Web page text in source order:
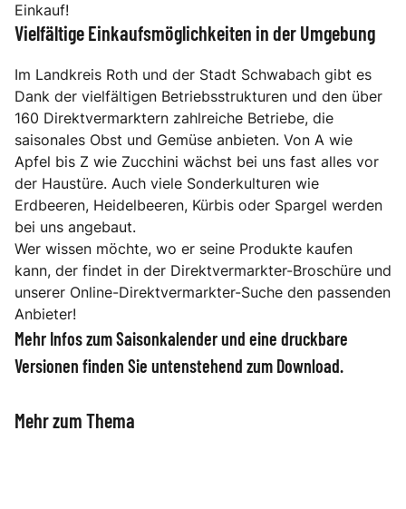
Einkauf!
Vielfältige Einkaufsmöglichkeiten in der Umgebung
Im Landkreis Roth und der Stadt Schwabach gibt es
Dank der vielfältigen Betriebsstrukturen und den über
160 Direktvermarktern zahlreiche Betriebe, die
saisonales Obst und Gemüse anbieten. Von A wie
Apfel bis Z wie Zucchini wächst bei uns fast alles vor
der Haustüre. Auch viele Sonderkulturen wie
Erdbeeren, Heidelbeeren, Kürbis oder Spargel werden
bei uns angebaut.
Wer wissen möchte, wo er seine Produkte kaufen
kann, der findet in der Direktvermarkter-Broschüre und
unserer Online-Direktvermarkter-Suche den passenden
Anbieter!
Mehr Infos zum Saisonkalender und eine druckbare
Versionen finden Sie untenstehend zum Download.
Mehr zum Thema